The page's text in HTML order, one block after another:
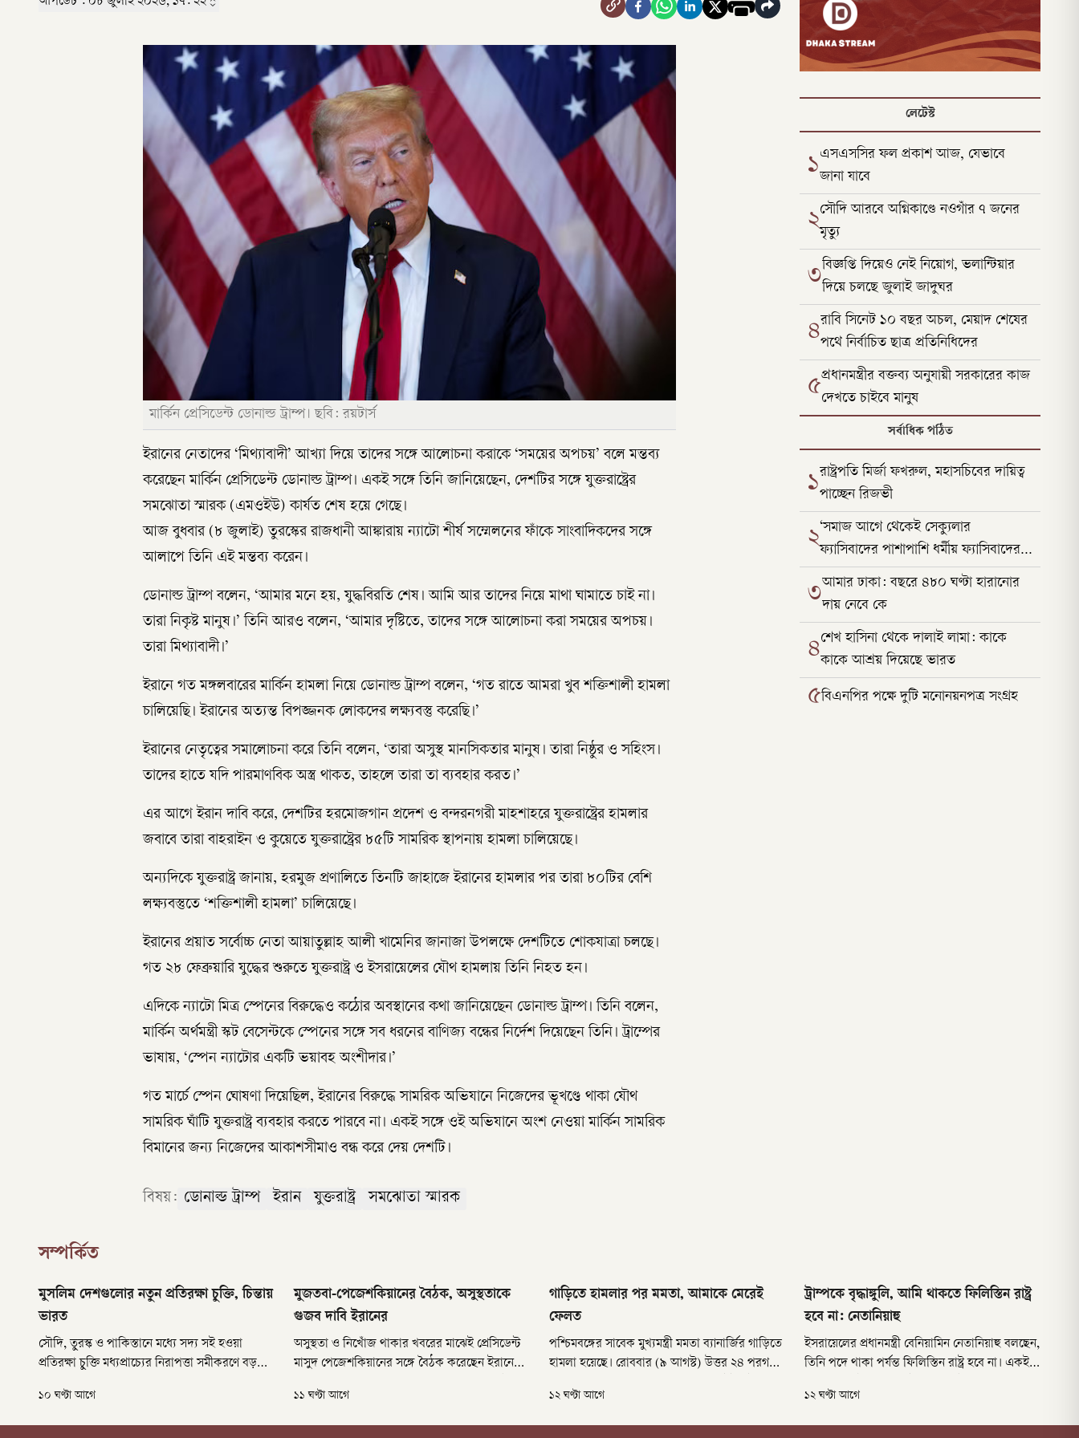
মার্কিন প্রেসিডেন্ট ডোনাল্ড ট্রাম্প। ছবি: রয়টার্স
ইরানের নেতাদের ‘মিথ্যাবাদী’ আখ্যা দিয়ে তাদের সঙ্গে আলোচনা করাকে ‘সময়ের অপচয়’ বলে মন্তব্য
করেছেন মার্কিন প্রেসিডেন্ট ডোনাল্ড ট্রাম্প। একই সঙ্গে তিনি জানিয়েছেন, দেশটির সঙ্গে যুক্তরাষ্ট্রের
সমঝোতা স্মারক (এমওইউ) কার্যত শেষ হয়ে গেছে।
আজ বুধবার (৮ জুলাই) তুরস্কের রাজধানী আঙ্কারায় ন্যাটো শীর্ষ সম্মেলনের ফাঁকে সাংবাদিকদের সঙ্গে
আলাপে তিনি এই মন্তব্য করেন।
ডোনাল্ড ট্রাম্প বলেন, ‘আমার মনে হয়, যুদ্ধবিরতি শেষ। আমি আর তাদের নিয়ে মাথা ঘামাতে চাই না।
তারা নিকৃষ্ট মানুষ।’ তিনি আরও বলেন, ‘আমার দৃষ্টিতে, তাদের সঙ্গে আলোচনা করা সময়ের অপচয়।
তারা মিথ্যাবাদী।’
ইরানে গত মঙ্গলবারের মার্কিন হামলা নিয়ে ডোনাল্ড ট্রাম্প বলেন, ‘গত রাতে আমরা খুব শক্তিশালী হামলা
চালিয়েছি। ইরানের অত্যন্ত বিপজ্জনক লোকদের লক্ষ্যবস্তু করেছি।’
ইরানের নেতৃত্বের সমালোচনা করে তিনি বলেন, ‘তারা অসুস্থ মানসিকতার মানুষ। তারা নিষ্ঠুর ও সহিংস।
তাদের হাতে যদি পারমাণবিক অস্ত্র থাকত, তাহলে তারা তা ব্যবহার করত।’
এর আগে ইরান দাবি করে, দেশটির হরমোজগান প্রদেশ ও বন্দরনগরী মাহশাহরে যুক্তরাষ্ট্রের হামলার
জবাবে তারা বাহরাইন ও কুয়েতে যুক্তরাষ্ট্রের ৮৫টি সামরিক স্থাপনায় হামলা চালিয়েছে।
অন্যদিকে যুক্তরাষ্ট্র জানায়, হরমুজ প্রণালিতে তিনটি জাহাজে ইরানের হামলার পর তারা ৮০টির বেশি
লক্ষ্যবস্তুতে ‘শক্তিশালী হামলা’ চালিয়েছে।
ইরানের প্রয়াত সর্বোচ্চ নেতা আয়াতুল্লাহ আলী খামেনির জানাজা উপলক্ষে দেশটিতে শোকযাত্রা চলছে।
গত ২৮ ফেব্রুয়ারি যুদ্ধের শুরুতে যুক্তরাষ্ট্র ও ইসরায়েলের যৌথ হামলায় তিনি নিহত হন।
এদিকে ন্যাটো মিত্র স্পেনের বিরুদ্ধেও কঠোর অবস্থানের কথা জানিয়েছেন ডোনাল্ড ট্রাম্প। তিনি বলেন,
মার্কিন অর্থমন্ত্রী স্কট বেসেন্টকে স্পেনের সঙ্গে সব ধরনের বাণিজ্য বন্ধের নির্দেশ দিয়েছেন তিনি। ট্রাম্পের
ভাষায়, ‘স্পেন ন্যাটোর একটি ভয়াবহ অংশীদার।’
গত মার্চে স্পেন ঘোষণা দিয়েছিল, ইরানের বিরুদ্ধে সামরিক অভিযানে নিজেদের ভূখণ্ডে থাকা যৌথ
সামরিক ঘাঁটি যুক্তরাষ্ট্র ব্যবহার করতে পারবে না। একই সঙ্গে ওই অভিযানে অংশ নেওয়া মার্কিন সামরিক
বিমানের জন্য নিজেদের আকাশসীমাও বন্ধ করে দেয় দেশটি।
বিষয়: ডোনাল্ড ট্রাম্প ইরান যুক্তরাষ্ট্র সমঝোতা স্মারক
লেটেস্ট
১এসএসসির ফল প্রকাশ আজ, যেভাবে
জানা যাবে
২সৌদি আরবে অগ্নিকাণ্ডে নওগাঁর ৭ জনের
মৃত্যু
৩বিজ্ঞপ্তি দিয়েও নেই নিয়োগ, ভলান্টিয়ার
দিয়ে চলছে জুলাই জাদুঘর
৪রাবি সিনেট ১০ বছর অচল, মেয়াদ শেষের
পথে নির্বাচিত ছাত্র প্রতিনিধিদের
৫প্রধানমন্ত্রীর বক্তব্য অনুযায়ী সরকারের কাজ
দেখতে চাইবে মানুষ
সর্বাধিক পঠিত
১রাষ্ট্রপতি মির্জা ফখরুল, মহাসচিবের দায়িত্ব
পাচ্ছেন রিজভী
২‘সমাজ আগে থেকেই সেক্যুলার
ফ্যাসিবাদের পাশাপাশি ধর্মীয় ফ্যাসিবাদের
কবলে ছিল’
৩আমার ঢাকা: বছরে ৪৮০ ঘণ্টা হারানোর
দায় নেবে কে
৪শেখ হাসিনা থেকে দালাই লামা: কাকে
কাকে আশ্রয় দিয়েছে ভারত
৫বিএনপির পক্ষে দুটি মনোনয়নপত্র সংগ্রহ
সম্পর্কিত
মুসলিম দেশগুলোর নতুন প্রতিরক্ষা চুক্তি, চিন্তায়
ভারত
সৌদি, তুরস্ক ও পাকিস্তানে মধ্যে সদ্য সই হওয়া
প্রতিরক্ষা চুক্তি মধ্যপ্রাচ্যের নিরাপত্তা সমীকরণে বড়
আলোচনা নিয়ে শুরু হয়েছে। বিশেষ করে পাকিস্তানের
১০ ঘণ্টা আগে
মুজতবা-পেজেশকিয়ানের বৈঠক, অসুস্থতাকে
গুজব দাবি ইরানের
অসুস্থতা ও নিখোঁজ থাকার খবরের মাঝেই প্রেসিডেন্ট
মাসুদ পেজেশকিয়ানের সঙ্গে বৈঠক করেছেন ইরানের
দুই নেতার এই প্রথম আনুষ্ঠানিক বৈঠকের খবর নিশ্চিত
১১ ঘণ্টা আগে
গাড়িতে হামলার পর মমতা, আমাকে মেরেই
ফেলত
পশ্চিমবঙ্গের সাবেক মুখ্যমন্ত্রী মমতা ব্যানার্জির গাড়িতে
হামলা হয়েছে। রোববার (৯ আগস্ট) উত্তর ২৪ পরগনা
কাদা, পানির বোতল ও জুতো ছুড়ে মারা হয়। পুলিশ
১২ ঘণ্টা আগে
ট্রাম্পকে বৃদ্ধাঙ্গুলি, আমি থাকতে ফিলিস্তিন রাষ্ট্র
হবে না: নেতানিয়াহু
ইসরায়েলের প্রধানমন্ত্রী বেনিয়ামিন নেতানিয়াহু বলছেন,
তিনি পদে থাকা পর্যন্ত ফিলিস্তিন রাষ্ট্র হবে না। একই
গাজা শান্তি পরিকল্পনা প্রত্যাখ্যান করেছেং তিনি।
১২ ঘণ্টা আগে